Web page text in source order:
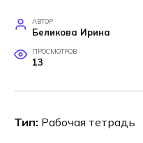
АВТОР
Беликова Ирина
ПРОСМОТРОВ
13
Тип: Рабочая тетрадь